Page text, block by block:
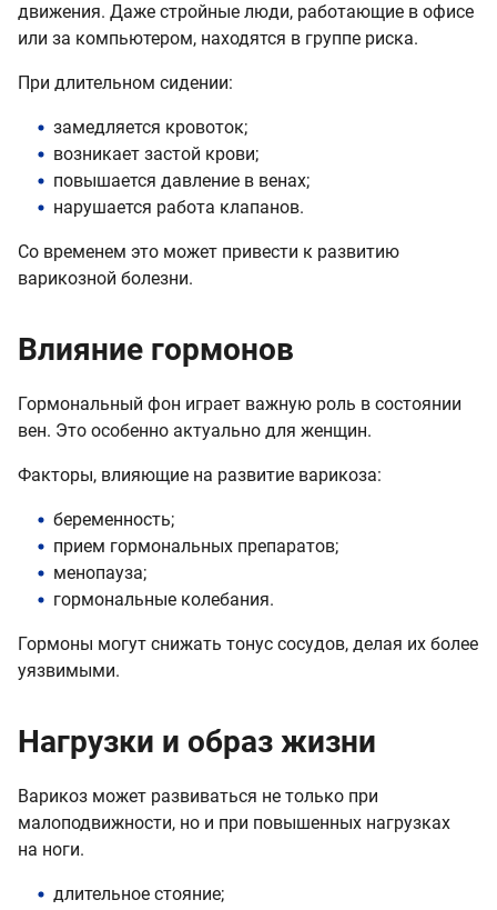
движения. Даже стройные люди, работающие в офисе
или за компьютером, находятся в группе риска.
При длительном сидении:
замедляется кровоток;
возникает застой крови;
повышается давление в венах;
нарушается работа клапанов.
Со временем это может привести к развитию
варикозной болезни.
Влияние гормонов
Гормональный фон играет важную роль в состоянии
вен. Это особенно актуально для женщин.
Факторы, влияющие на развитие варикоза:
беременность;
прием гормональных препаратов;
менопауза;
гормональные колебания.
Гормоны могут снижать тонус сосудов, делая их более
уязвимыми.
Нагрузки и образ жизни
Варикоз может развиваться не только при
малоподвижности, но и при повышенных нагрузках
на ноги.
длительное стояние;